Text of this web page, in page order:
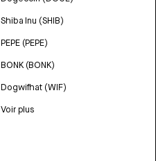
Shiba Inu (SHIB)
PEPE (PEPE)
BONK (BONK)
Dogwifhat (WIF)
Voir plus